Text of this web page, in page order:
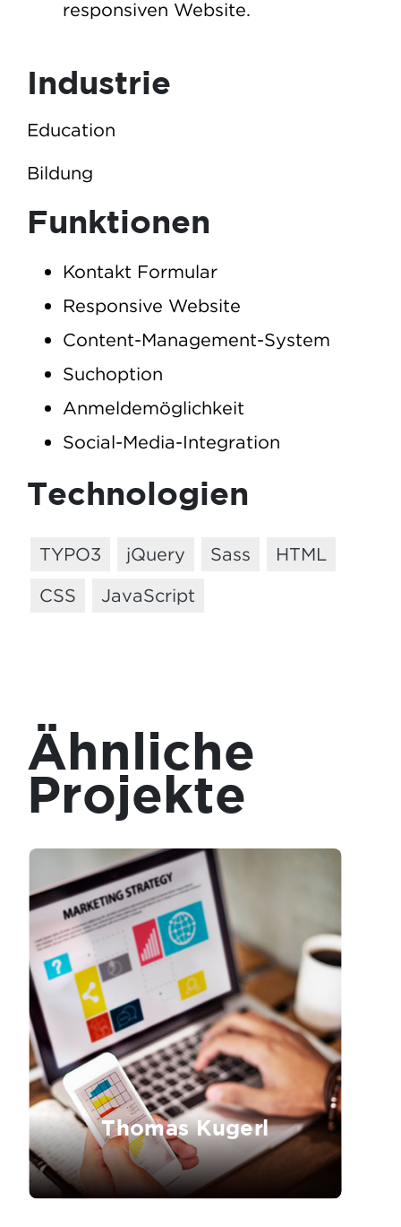
responsiven Website.
Industrie
Education
Bildung
Funktionen
Kontakt Formular
Responsive Website
Content-Management-System
Suchoption
Anmeldemöglichkeit
Social-Media-Integration
Technologien
TYPO3 jQuery Sass
HTML
CSS
JavaScript
Ähnliche
Projekte
Thomas Kugerl